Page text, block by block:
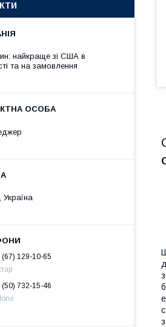
найкраще зі США в
та на замовлення
Україна
(67) 129-10-65
(50) 732-15-46